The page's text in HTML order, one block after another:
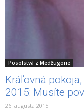
Posolstvá z Medžugorie
Kráľovná
2015: Musíte
26. augusta 2015